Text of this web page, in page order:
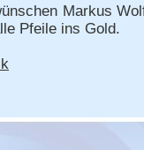
Markus
Pfeile ins Gold.